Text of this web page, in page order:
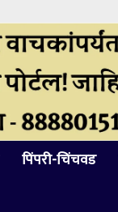
पिंपरी-चिंचवड